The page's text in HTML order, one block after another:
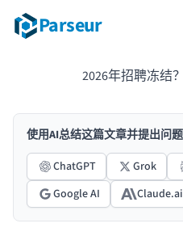
Parseur
2026年招聘冻结
使用AI总结这篇文章并提出问题
ChatGPT
Grok
Google AI
Claude.ai